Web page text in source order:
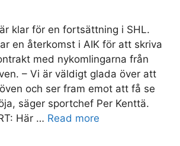
klar för en fortsättning i SHL.
en återkomst i AIK för att skriva
med nykomlingarna från
– Vi är väldigt glada över att
och ser fram emot att få se
säger sportchef Per Kenttä.
Här … Read more